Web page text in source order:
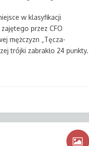
w klasyfikacji
przez CFO
mężczyzn „Tęcza-
trójki zabrakło 24 punkty.